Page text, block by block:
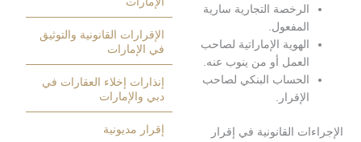
التجارية سارية
الإماراتية لصاحب
أو من ينوب عنه.
البنكي لصاحب
القانونية في إقرار
الإقرارات القانونية والتوثيق
في الإمارات
إنذارات إخلاء العقارات في
دبي والإمارات
إقرار مديونية